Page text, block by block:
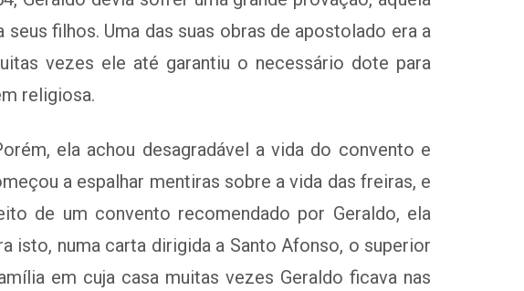
filhos. Uma das suas obras de apostolado era a
vezes ele até garantiu o necessário dote para
religiosa.
ela achou desagradável a vida do convento e
a espalhar mentiras sobre a vida das freiras, e
de um convento recomendado por Geraldo, ela
isto, numa carta dirigida a Santo Afonso, o superior
em cuja casa muitas vezes Geraldo ficava nas